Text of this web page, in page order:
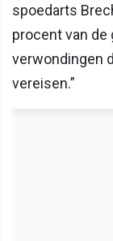
spoedarts
procent van de
verwondingen
vereisen.”